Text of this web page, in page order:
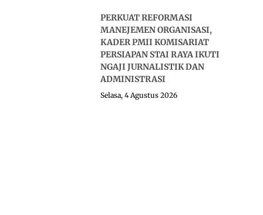
PERKUAT REFORMASI
MANEJEMEN ORGANISASI,
KADER PMII KOMISARIAT
PERSIAPAN STAI RAYA IKUTI
NGAJI JURNALISTIK DAN
ADMINISTRASI
Selasa, 4 Agustus 2026